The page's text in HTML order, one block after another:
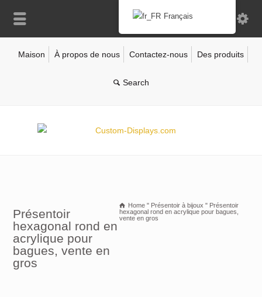
Maison À propos de nous Contactez-nous Des produits
Présentoir
hexagonal rond en
acrylique pour
bagues, vente en
gros
Home " Présentoir à bijoux " Présentoir
hexagonal rond en acrylique pour bagues,
vente en gros
Français